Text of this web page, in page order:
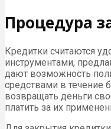
Процедура
Кредитки считаются
инструментами,
дают возможность
средствами в течение
возвращать деньги
платить за их